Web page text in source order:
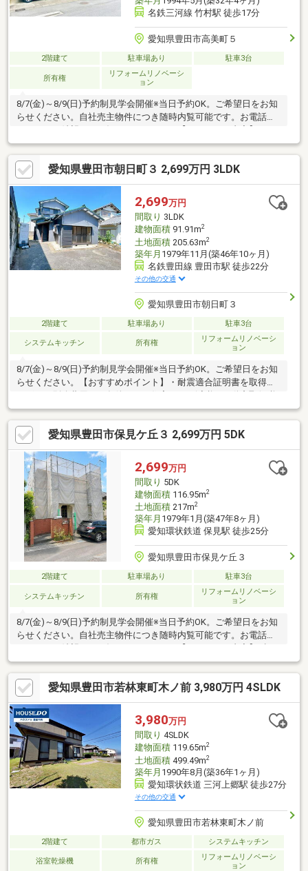
名鉄三河線 竹村駅 徒歩17分
愛知県豊田市高美町５
2階建て 駐車場あり 駐車3台
所有権
リフォームリノベーシ
ョン
8/7(金)～8/9(日)予約制見学会開催※当日予約OK。ご希望日をお知
らせください。自社売主物件につき随時内覧可能です。お電話か
アリ工防除工事、クリーニング駐車場拡張、屋根塗装、外壁塗装
水回り設備交換、クロス張替えインターホン設置、火災警報器設
置、照明器具交換【おすすめポイント】・本物件は条件により住
宅ローン減税が適用されます。・シロアリ防除工事施工後5年間保
証。・お客様に合わせたローンの組み方や金融機関をご提案。住
宅ローンが初めての方でもお気軽にご相談ください。
愛知県豊田市朝日町３ 2,699万円 3LDK
2,699万円
間取り 3LDK
建物面積91.91m2
土地面積205.63m2
築年月 1979年11月(築46年10ヶ月)
名鉄豊田線 豊田市駅 徒歩22分
その他の交通
愛知県豊田市朝日町３
2階建て 駐車場あり 駐車3台
システムキッチン 所有権
リフォームリノベーシ
ョン
8/7(金)～8/9(日)予約制見学会開催※当日予約OK。ご希望日をお知
らせください。【おすすめポイント】・耐震適合証明書を取得す
減税の対象になります・雨漏り、構造上主要な部分の欠陥や・腐
食、給排水管の故障や漏水についてお引渡しより２年間保証・シ
ロアリ防除工事施工後5年間保証【周辺施設】・朝日小学校350ｍ
（徒歩5分）・立崇化館中学校800ｍ（徒歩10分/自転車4分）・フ
ェルナ 朝日店様650ｍ（徒歩9分/車2分）・ファミリーマート 豊田
朝日店様210ｍ（徒歩3分/車1分）
愛知県豊田市保見ケ丘３ 2,699万円 5DK
2,699万円
間取り 5DK
建物面積116.95m2
土地面積217m2
築年月 1979年1月(築47年8ヶ月)
愛知環状鉄道 保見駅 徒歩25分
愛知県豊田市保見ケ丘３
2階建て 駐車場あり 駐車3台
システムキッチン 所有権
リフォームリノベーシ
ョン
8/7(金)～8/9(日)予約制見学会開催※当日予約OK。ご希望日をお知
らせください。自社売主物件につき随時内覧可能です。お電話か
準シロアリ工防除工事、クリーニング●外装駐車場拡張、外壁塗
装●水回りシステムキッチン交換、ユニットバス交換、トイレ交
換、洗面化粧台交換●内装間取変更、シューズボックス交換、ク
ロス張替えインターホン設置、火災警報器設置、照明器具交換
【おすすめポイント】・お客様に合わせたローンの組み方や金融
機関をご提案。住宅ローンが初めての方でもお気軽にご相
愛知県豊田市若林東町木ノ前 3,980万円 4SLDK
3,980万円
間取り 4SLDK
建物面積119.65m2
土地面積499.49m2
築年月 1990年8月(築36年1ヶ月)
愛知環状鉄道 三河上郷駅 徒歩27分
その他の交通
愛知県豊田市若林東町木ノ前
2階建て 都市ガス システムキッチン
浴室乾燥機 所有権
リフォームリノベーシ
ョン